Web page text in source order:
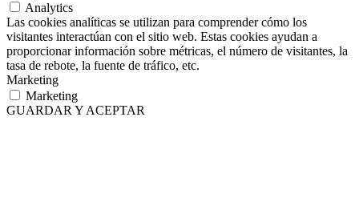
Analytics
Las cookies analíticas se utilizan para comprender cómo los
visitantes interactúan con el sitio web. Estas cookies ayudan a
proporcionar información sobre métricas, el número de visitantes, la
tasa de rebote, la fuente de tráfico, etc.
Marketing
Marketing
GUARDAR Y ACEPTAR